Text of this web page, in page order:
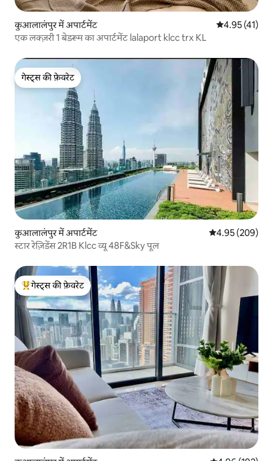
कुआलालंपुर में अपार्टमेंट औसत रेटिंग 5 में
4.95 (41)
एक लक्ज़री 1 बेडरूम का अपार्टमेंट lalaport klcc trx KL
गेस्ट्स की फ़ेवरेट
गेस्ट्स की फ़ेवरेट
कुआलालंपुर में अपार्टमेंट औसत रेटिंग 5 में से
4.95 (209)
स्टार रेज़िडेंस 2R1B Klcc व्यू 48F&Sky पूल
गेस्ट्स का टॉप फ़ेवरेट
गेस्ट्स की फ़ेवरेट